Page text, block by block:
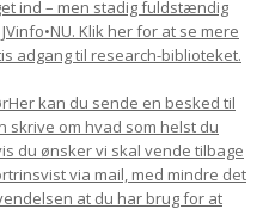
ind – men stadig fuldstændig
Klik her for at se mere
adgang til research-biblioteket.
Her kan du sende en besked til
skrive om hvad som helst du
du ønsker vi skal vende tilbage
via mail, med mindre det
at du har brug for at